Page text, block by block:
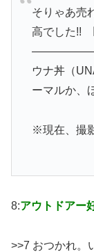
そりゃあ売
高でした!!
ウナ丼（
ーマルか、
※現在、撮
8:アウトドアー
>>7 おつかれ。